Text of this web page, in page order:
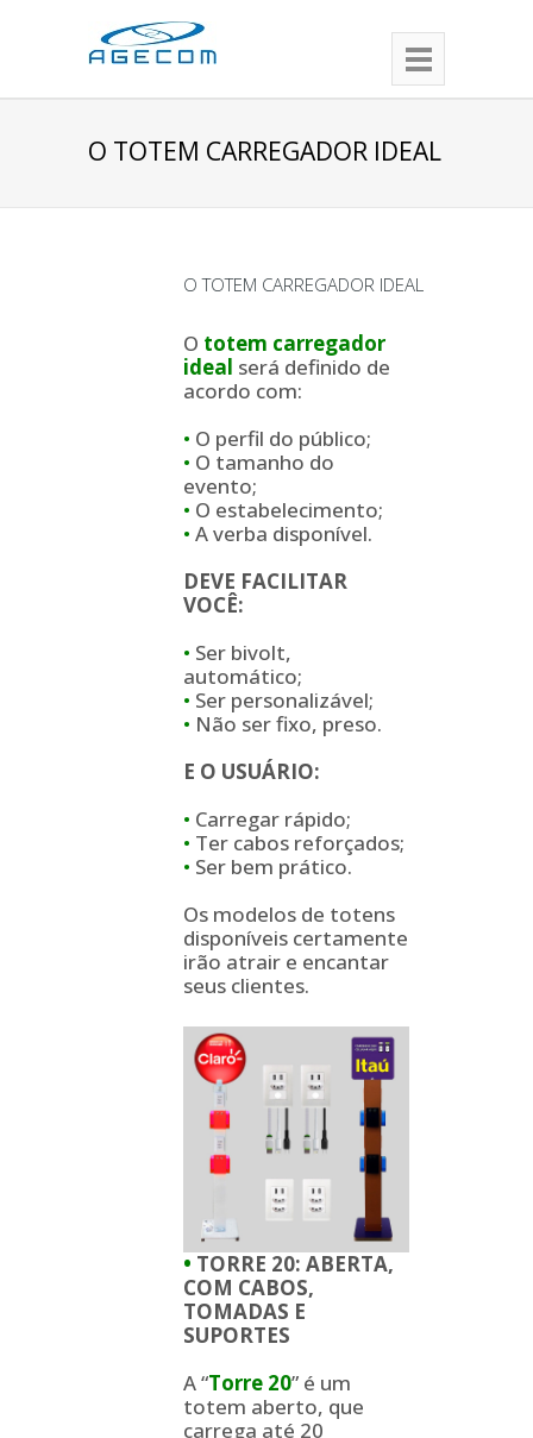
O TOTEM CARREGADOR IDEAL
O TOTEM CARREGADOR IDEAL
O totem carregador
ideal será definido de
acordo com:
• O perfil do público;
• O tamanho do
evento;
• O estabelecimento;
• A verba disponível.
DEVE FACILITAR
VOCÊ:
• Ser bivolt,
automático;
• Ser personalizável;
• Não ser fixo, preso.
E O USUÁRIO:
• Carregar rápido;
• Ter cabos reforçados;
• Ser bem prático.
Os modelos de totens
disponíveis certamente
irão atrair e encantar
seus clientes.
• TORRE 20: ABERTA,
COM CABOS,
TOMADAS E
SUPORTES
A “Torre 20” é um
totem aberto, que
carrega até 20